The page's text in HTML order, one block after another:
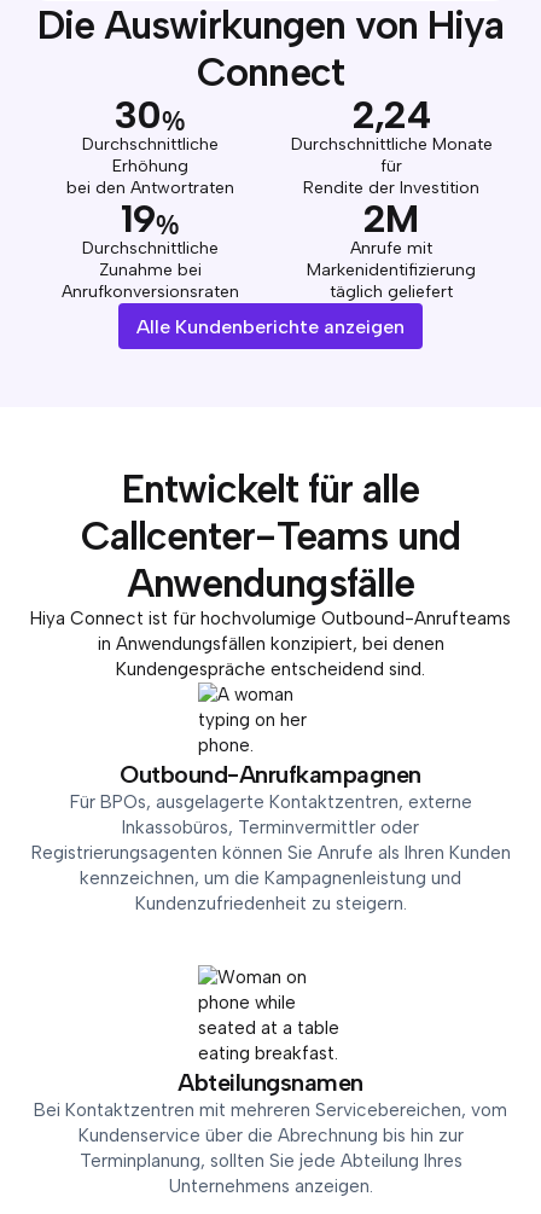
Die Auswirkungen von Hiya
Connect
30%
Durchschnittliche
Erhöhung
bei den Antwortraten
2,24
Durchschnittliche Monate
für
Rendite der Investition
19%
Durchschnittliche
Zunahme bei
Anrufkonversionsraten
2M
Anrufe mit
Markenidentifizierung
täglich geliefert
Alle Kundenberichte anzeigen
Entwickelt für alle
Callcenter-Teams und
Anwendungsfälle
Hiya Connect ist für hochvolumige Outbound-Anrufteams
in Anwendungsfällen konzipiert, bei denen
Kundengespräche entscheidend sind.
Outbound-Anrufkampagnen
Für BPOs, ausgelagerte Kontaktzentren, externe
Inkassobüros, Terminvermittler oder
Registrierungsagenten können Sie Anrufe als Ihren Kunden
kennzeichnen, um die Kampagnenleistung und
Kundenzufriedenheit zu steigern.
Abteilungsnamen
Bei Kontaktzentren mit mehreren Servicebereichen, vom
Kundenservice über die Abrechnung bis hin zur
Terminplanung, sollten Sie jede Abteilung Ihres
Unternehmens anzeigen.